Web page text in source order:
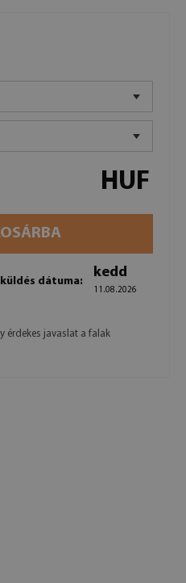
HUF
dátuma:
kedd
11.08.2026
érdekes javaslat a falak